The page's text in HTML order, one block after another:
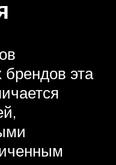
брендов эта